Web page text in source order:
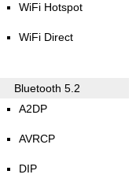
WiFi Hotspot
WiFi Direct
Bluetooth 5.2
A2DP
AVRCP
DIP